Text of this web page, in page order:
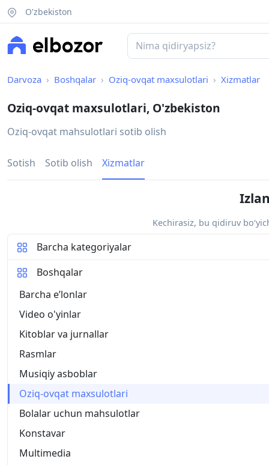
O'zbekiston
Darvoza Boshqalar Oziq-ovqat maxsulotlari Xizmatlar
Oziq-ovqat maxsulotlari, O'zbekiston
Oziq-ovqat mahsulotlari sotib olish
Sotish Sotib olish Xizmatlar
Kechirasiz, bu qidiruv
Barcha kategoriyalar
Boshqalar
Barcha eʼlonlar
Video o'yinlar
Kitoblar va jurnallar
Rasmlar
Musiqiy asboblar
Oziq-ovqat maxsulotlari
Bolalar uchun mahsulotlar
Konstavar
Multimedia